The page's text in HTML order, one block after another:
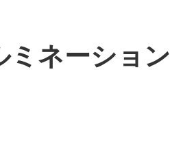
ネーション